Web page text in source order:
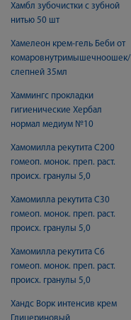
Хамбл зубочистки с зубной
нитью 50 шт
Хамелеон крем-гель Беби от
комаровнутримышечноошек/
слепней 35мл
Хаммингс прокладки
гигиенические Хербал
нормал медиум №10
Хамомилла рекутита С200
гомеоп. монок. преп. раст.
происх. гранулы 5,0
Хамомилла рекутита С30
гомеоп. монок. преп. раст.
происх. гранулы 5,0
Хамомилла рекутита С6
гомеоп. монок. преп. раст.
происх. гранулы 5,0
Хандс Ворк интенсив крем